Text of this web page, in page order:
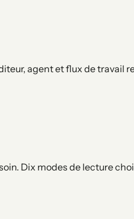
agent et flux de travail
Dix modes de lecture